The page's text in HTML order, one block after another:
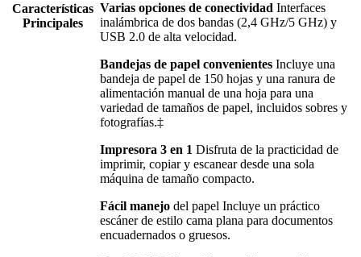
Características
Principales
Varias opciones de conectividad Interfaces
inalámbrica de dos bandas (2,4 GHz/5 GHz) y
USB 2.0 de alta velocidad.
Bandejas de papel convenientes Incluye una
bandeja de papel de 150 hojas y una ranura de
alimentación manual de una hoja para una
variedad de tamaños de papel, incluidos sobres y
fotografías.‡
Impresora 3 en 1 Disfruta de la practicidad de
imprimir, copiar y escanear desde una sola
máquina de tamaño compacto.
Fácil manejo del papel Incluye un práctico
escáner de estilo cama plana para documentos
encuadernados o gruesos.